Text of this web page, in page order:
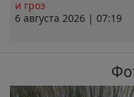
и гроз
6 августа 2026 | 07:19